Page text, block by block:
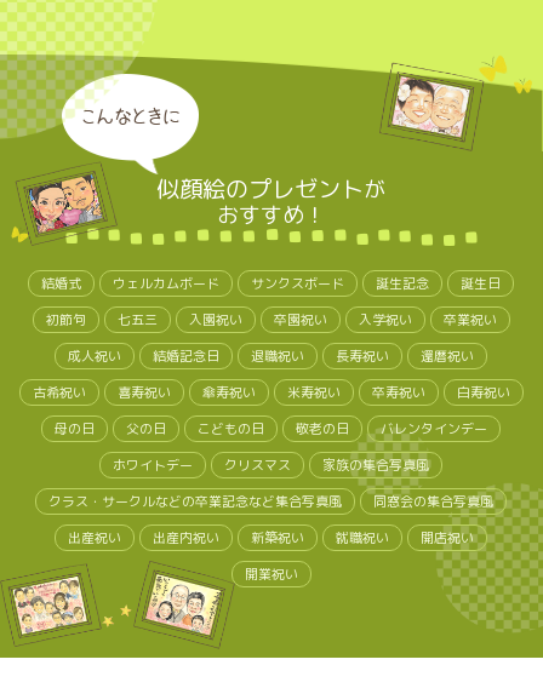
こんなときに
似顔絵のプレゼントが
おすすめ！
結婚式 ウェルカムボード サンクスボード 誕生記念
誕生日
初節句
七五三 入園祝い 卒園祝い 入学祝い
卒業祝い
成人祝い
結婚記念日 退職祝い 長寿祝い
還暦祝い
古希祝い
喜寿祝い 傘寿祝い 米寿祝い 卒寿祝い
白寿祝い
母の日
父の日 こどもの日 敬老の日
バレンタインデー
ホワイトデー
クリスマス
家族の集合写真風
クラス・サークルなどの卒業記念など集合写真風
同窓会の集合写真風
出産祝い
出産内祝い 新築祝い 就職祝い
開店祝い
開業祝い